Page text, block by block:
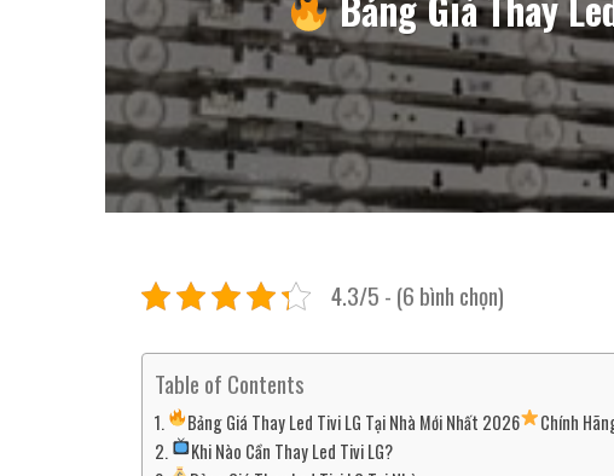
4.3/5 - (6 bình chọn)
Table of Contents
Bảng Giá Thay Led Tivi LG Tại Nhà Mới Nhất 2026
Chính
Khi Nào Cần Thay Led Tivi LG?